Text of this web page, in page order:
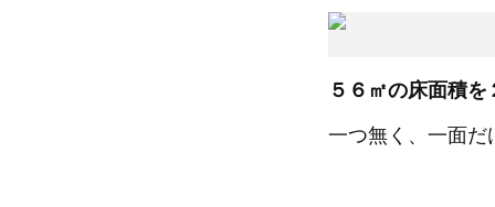
５６㎡の床面積
一つ無く、一面だ